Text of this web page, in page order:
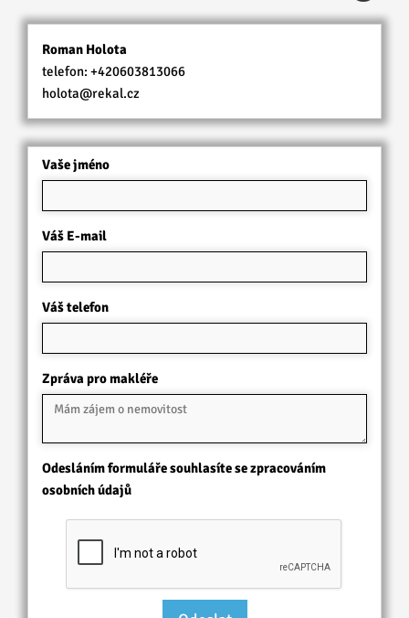
Roman Holota
telefon: +420603813066
holota@rekal.cz
Vaše jméno
Váš E-mail
Váš telefon
Zpráva pro makléře
Odesláním formuláře souhlasíte se zpracováním
osobních údajů